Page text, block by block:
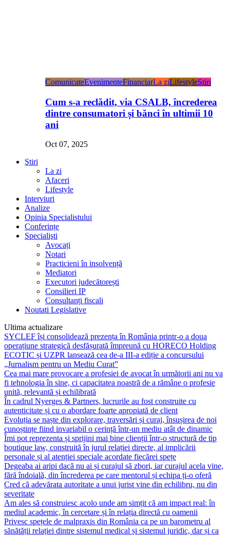
ComunicateEvenimenteFinanciarLa ziLifestyleŞtiri
Cum s-a reclădit, via CSALB, încrederea
dintre consumatori și bănci în ultimii 10
ani
Oct 07, 2025
Ştiri
La zi
Afaceri
Lifestyle
Interviuri
Analize
Opinia Specialistului
Conferințe
Specialişti
Avocați
Notari
Practicieni în insolvență
Mediatori
Executori judecătorești
Consilieri IP
Consultanți fiscali
Noutati Legislative
Ultima actualizare
SYCLEF își consolidează prezența în România printr-o a doua
operațiune strategică desfășurată împreună cu HORECO Holding
ECOTIC și UZPR lansează cea de-a III-a ediție a concursului
„Jurnalism pentru un Mediu Curat”
Cea mai mare provocare a profesiei de avocat în următorii ani nu va
fi tehnologia în sine, ci capacitatea noastră de a rămâne o profesie
unită, relevantă și echilibrată
În cadrul Nyerges & Partners, lucrurile au fost construite cu
autenticitate și cu o abordare foarte apropiată de client
Evoluția se naște din explorare, traversări și curaj, însușirea de noi
cunoștințe fiind invariabil o cerință într-un mediu atât de dinamic
Îmi pot reprezenta și sprijini mai bine clienții într-o structură de tip
boutique law, construită în jurul relației directe, al implicării
personale și al atenției speciale acordate fiecărei spețe
Degeaba ai aripi dacă nu ai și curajul să zbori, iar curajul acela vine,
fără îndoială, din încrederea pe care mentorul și echipa ți-o oferă
Cred că adevărata autoritate a unui jurist vine din echilibru, nu din
severitate
Am ales să construiesc acolo unde am simțit că am impact real: în
mediul academic, în cercetare și în relația directă cu oamenii
Privesc spețele de malpraxis din România ca pe un barometru al
sănătății relației dintre sistemul medical și sistemul juridic, dar și ca